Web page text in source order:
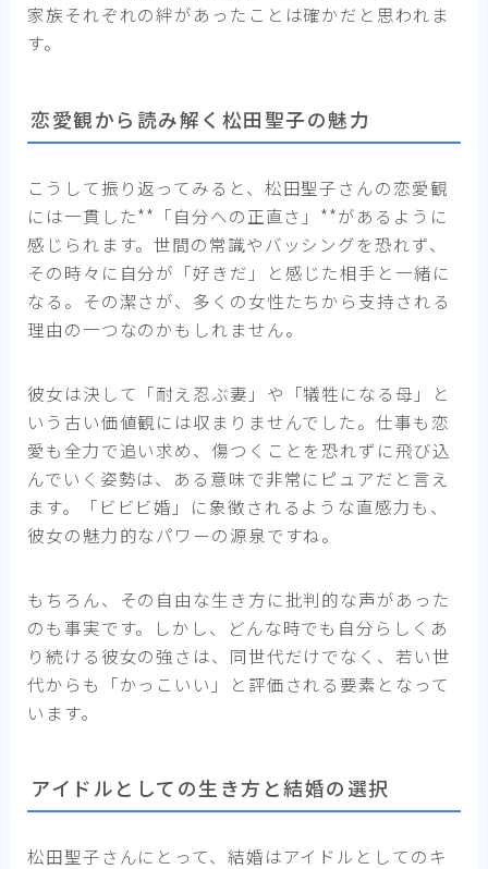
家族それぞれの絆があったことは確かだと思われま
す。
恋愛観から読み解く松田聖子の魅力
こうして振り返ってみると、松田聖子さんの恋愛観
には一貫した**「自分への正直さ」**があるように
感じられます。世間の常識やバッシングを恐れず、
その時々に自分が「好きだ」と感じた相手と一緒に
なる。その潔さが、多くの女性たちから支持される
理由の一つなのかもしれません。
彼女は決して「耐え忍ぶ妻」や「犠牲になる母」と
いう古い価値観には収まりませんでした。仕事も恋
愛も全力で追い求め、傷つくことを恐れずに飛び込
んでいく姿勢は、ある意味で非常にピュアだと言え
ます。「ビビビ婚」に象徴されるような直感力も、
彼女の魅力的なパワーの源泉ですね。
もちろん、その自由な生き方に批判的な声があった
のも事実です。しかし、どんな時でも自分らしくあ
り続ける彼女の強さは、同世代だけでなく、若い世
代からも「かっこいい」と評価される要素となって
います。
アイドルとしての生き方と結婚の選択
松田聖子さんにとって、結婚はアイドルとしてのキ